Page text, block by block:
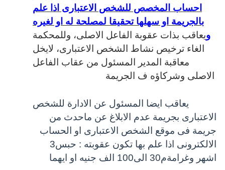
احساب المخصص للشخص الاعتبارى اذا علم
بالجريمة او سهلها تحقيقا لمصلحة له او لغيره
ويعاقب بذات عقوبة الفاعل الاصلى، وللمحكمة
الغاء ترخيص نشاط الشخص الاعتبارى، لايخل
معاقبة المدير المسئول من عقاب الفاعل
الاصلى وشركاؤه ف الجريمة
يعاقب ايضا المسئول عن الادارة للشخص
الاعتبارى بجريمة عدم الابلاغ عن ماحدث من
جريمة فى موقع الشخص الاعتبارى او الحساب
الالكترونى اذا علم بها تكون عقوبته : حبس3
اشهر وغرامةم30 الى100 الف جنيه او ايهما